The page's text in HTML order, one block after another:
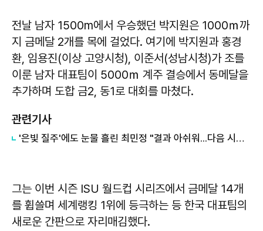
전날 남자 1500m에서 우승했던 박지원은 1000ｍ까
지 금메달 2개를 목에 걸었다. 여기에 박지원과 홍경
환, 임용진(이상 고양시청), 이준서(성남시청)가 조를
이룬 남자 대표팀이 5000ｍ 계주 결승에서 동메달을
추가하며 도합 금2, 동1로 대회를 마쳤다.
관련기사
​'은빛 질주'에도 눈물 흘린 최민정 "결과 아쉬워...다음 시즌 천천히 생각"
그는 이번 시즌 ISU 월드컵 시리즈에서 금메달 14개
를 휩쓸며 세계랭킹 1위에 등극하는 등 한국 대표팀의
새로운 간판으로 자리매김했다.